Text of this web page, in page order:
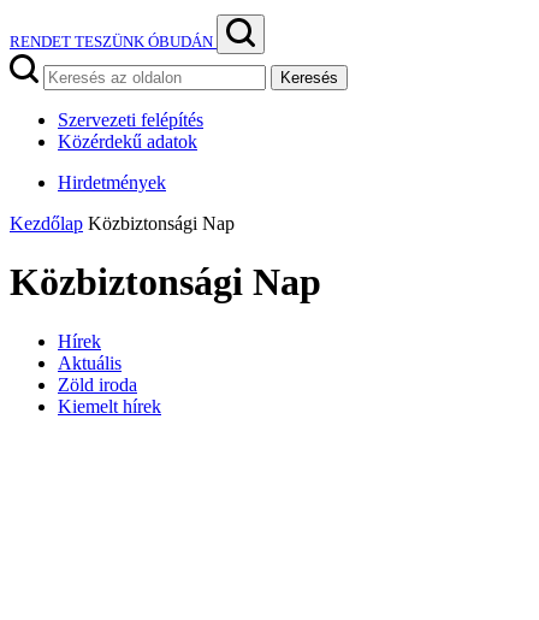
RENDET TESZÜNK ÓBUDÁN
Keresés
Szervezeti felépítés
Közérdekű adatok
Hirdetmények
Kezdőlap Közbiztonsági Nap
Közbiztonsági Nap
Hírek
Aktuális
Zöld iroda
Kiemelt hírek